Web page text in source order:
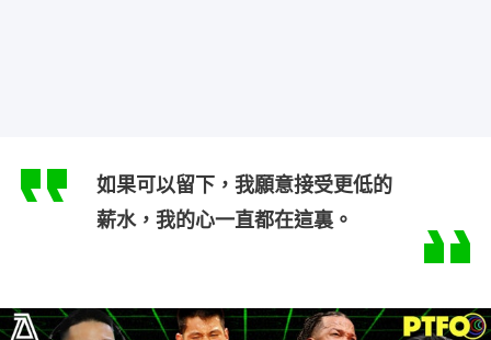
如果可以留下，我願意接受更低的
薪水，我的心一直都在這裏。